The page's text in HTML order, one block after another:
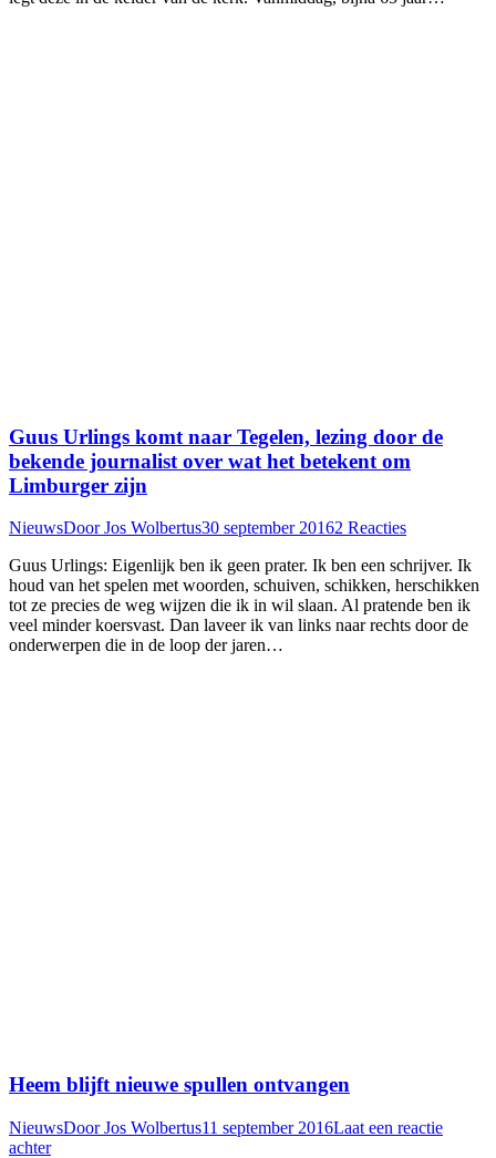
Guus Urlings komt naar Tegelen, lezing door de
bekende journalist over wat het betekent om
Limburger zijn
NieuwsDoorJos Wolbertus30 september 20162 Reacties
Guus Urlings: Eigenlijk ben ik geen prater. Ik ben een schrijver. Ik
houd van het spelen met woorden, schuiven, schikken, herschikken
tot ze precies de weg wijzen die ik in wil slaan. Al pratende ben ik
veel minder koersvast. Dan laveer ik van links naar rechts door de
onderwerpen die in de loop der jaren…
Heem blijft nieuwe spullen ontvangen
NieuwsDoorJos Wolbertus11 september 2016Laat een reactie
achter